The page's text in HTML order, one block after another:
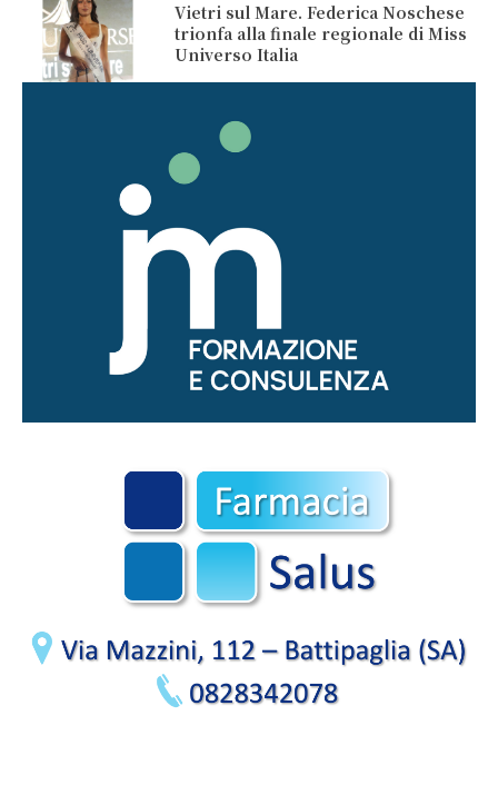
Vietri sul Mare. Federica Noschese
trionfa alla finale regionale di Miss
Universo Italia